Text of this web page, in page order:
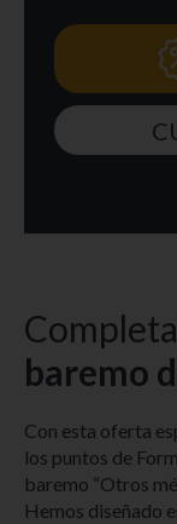
baremo
Con esta oferta
los puntos de
baremo “Otros
Hemos diseñado